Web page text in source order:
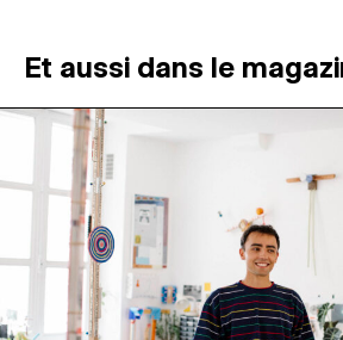
ATELIERS OUVERTS
PROGRAMMATION
MAGAZINE
ESPACES DE PRATIQUE
Et aussi dans le